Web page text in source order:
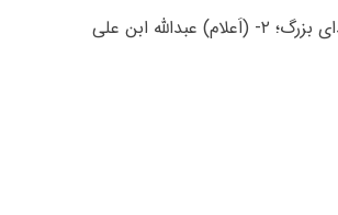
معنی اسم عبدالعظیم عبدالعظیم اسم پسرانه است، معنی عبدالعظیم: (عربی) ۱- بندهی خدای بزرگ؛ ۲- (اَعلام) عبدالله ابن علی